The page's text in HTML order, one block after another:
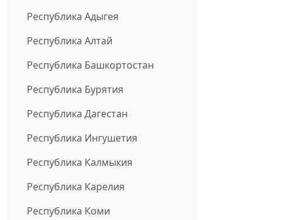
Республика Адыгея
Республика Алтай
Республика Башкортостан
Республика Бурятия
Республика Дагестан
Республика Ингушетия
Республика Калмыкия
Республика Карелия
Республика Коми